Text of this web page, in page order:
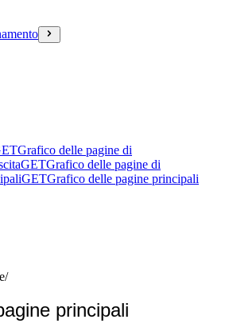
Grafico delle pagine di
GETGrafico delle pagine di
GETGrafico delle pagine principali
/
principali